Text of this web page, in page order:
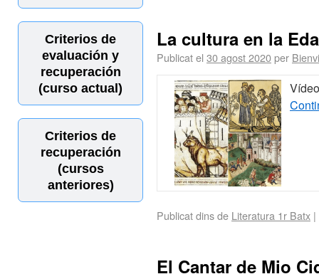
Criterios de
evaluación y
recuperación
(curso actual)
Criterios de
recuperación
(cursos
anteriores)
La cultura en la
Publicat el 30 agost 2020per Bienvi
Publicat dins de Literatura 1r Batx |
El Cantar de Mio